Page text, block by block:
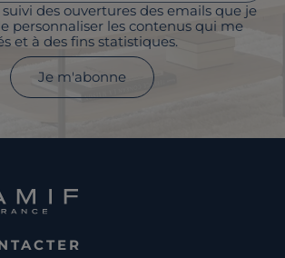
des ouvertures des emails que je
personnaliser les contenus qui me
et à des fins statistiques.
Je m'abonne